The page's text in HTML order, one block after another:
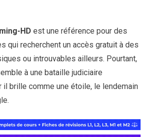
HD est une référence pour des
qui recherchent un accès gratuit à des
ou introuvables ailleurs. Pourtant,
à une bataille judiciaire
il brille comme une étoile, le lendemain